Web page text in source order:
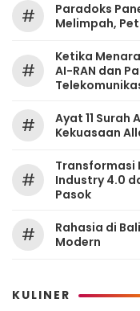
#
Paradoks
Melimpah,
#
Ketika
AI-RAN dan
#
Ayat 11 Surah
Kekuasaan
#
Transformasi
Industry 4.0
Pasok
#
Rahasia di
Modern
KULINER